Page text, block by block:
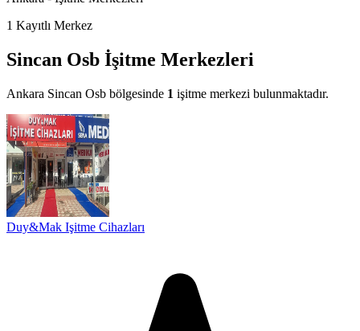
1 Kayıtlı Merkez
Sincan Osb İşitme Merkezleri
Ankara Sincan Osb bölgesinde 1 işitme merkezi bulunmaktadır.
Duy&Mak Işitme Cihazları